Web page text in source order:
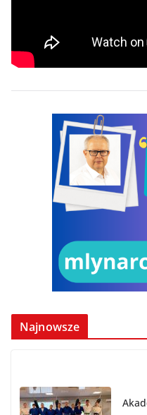
Najnowsze